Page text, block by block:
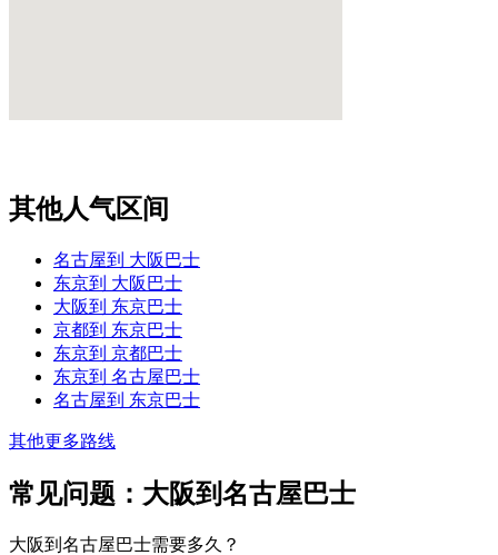
其他人气区间
名古屋到 大阪巴士
东京到 大阪巴士
大阪到 东京巴士
京都到 东京巴士
东京到 京都巴士
东京到 名古屋巴士
名古屋到 东京巴士
其他更多路线
常见问题：大阪到名古屋巴士
大阪到名古屋巴士需要多久？